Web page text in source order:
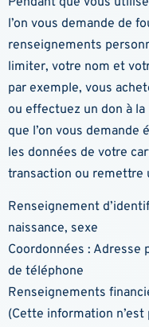
l’on vous demande de
renseignements
limiter, votre nom et
par exemple, vous
ou effectuez un don à
que l’on vous
les données de votre
transaction ou remettre
Renseignement
naissance, sexe
Coordonnées : Adresse
de téléphone
Renseignements
(Cette information